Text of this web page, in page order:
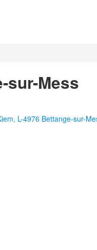
sur-Mess
L-4976 Bettange-sur-